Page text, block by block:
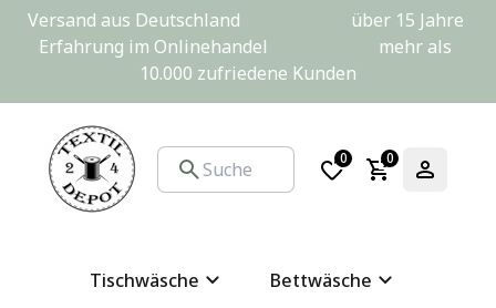
Versand aus Deutschland                         über 15 Jahre
Erfahrung im Onlinehandel                         mehr als
10.000 zufriedene Kunden
0 0
Tischwäsche
Bettwäsche